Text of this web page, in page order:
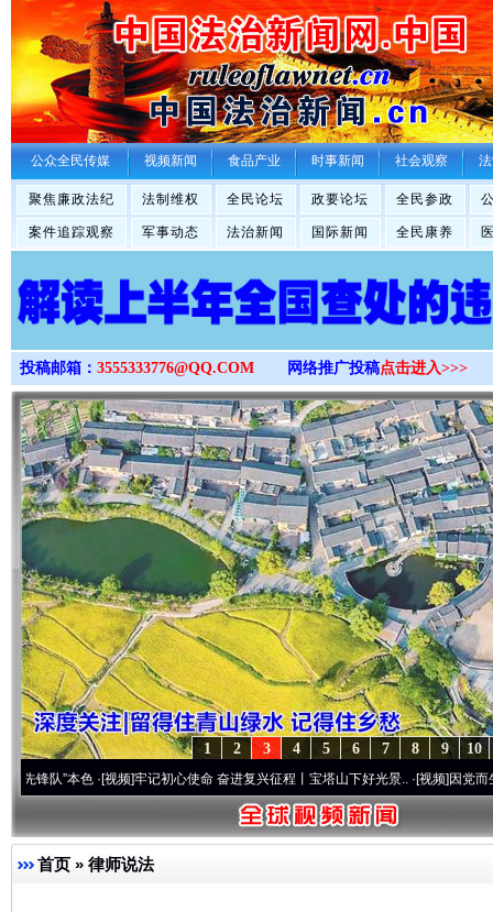
>
公众全民传媒 视频新闻 食品产业 时事新闻 社会观察
聚焦廉政法纪 法制维权 全民论坛 政要论坛 全民参政
案件追踪观察 军事动态 法治新闻 国际新闻 全民康养
投稿邮箱： 3555333776@QQ.COM 网络推广投稿点击进入>>>
10
9
8
7
6
5
4
3
2
1
本色·[视频]牢记初心使命 奋进复兴征程丨宝塔山下好光景..·[视频]因党而生 为党而
首页 » 律师说法